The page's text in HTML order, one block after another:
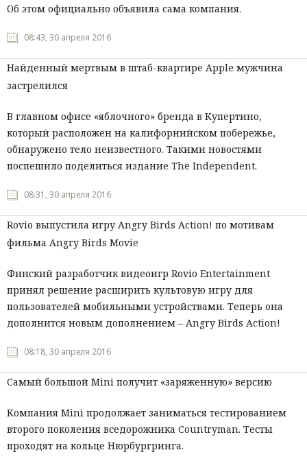
Об этом официально объявила сама компания.
08:43, 30 апреля 2016
Найденный мертвым в штаб-квартире Apple мужчина
застрелился
В главном офисе «яблочного» бренда в Купертино,
который расположен на калифорнийском побережье,
обнаружено тело неизвестного. Такими новостями
поспешило поделиться издание The Independent.
08:31, 30 апреля 2016
Rovio выпустила игру Angry Birds Action! по мотивам
фильма Angry Birds Movie
Финский разработчик видеоигр Rovio Entertainment
принял решение расширить культовую игру для
пользователей мобильными устройствами. Теперь она
дополнится новым дополнением – Angry Birds Action!
08:18, 30 апреля 2016
Самый большой Mini получит «заряженную» версию
Компания Mini продолжает заниматься тестированием
второго поколения вседорожника Countryman. Тесты
проходят на кольце Нюрбургринга.